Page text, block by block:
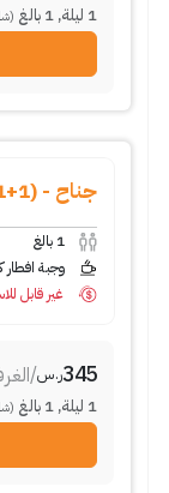
1 ليلة,
1 بالغ
جناح - (1+1 superior suite)
1 بالغ
وجبة افطار
غير قابل
345ر.س/
1 ليلة,
1 بالغ